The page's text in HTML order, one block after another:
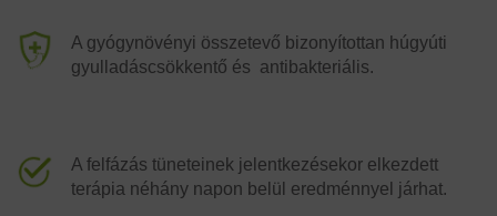
A gyógynövényi összetevő bizonyítottan húgyúti
gyulladáscsökkentő és antibakteriális.
A felfázás tüneteinek jelentkezésekor elkezdett
terápia néhány napon belül eredménnyel járhat.